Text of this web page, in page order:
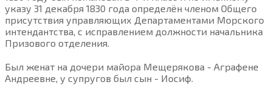
указу 31 декабря 1830 года определён членом Общего
присутствия управляющих Департаментами Морского
интендантства, с исправлением должности начальника
Призового отделения.
Был женат на дочери майора Мещерякова - Аграфене
Андреевне, у супругов был сын - Иосиф.